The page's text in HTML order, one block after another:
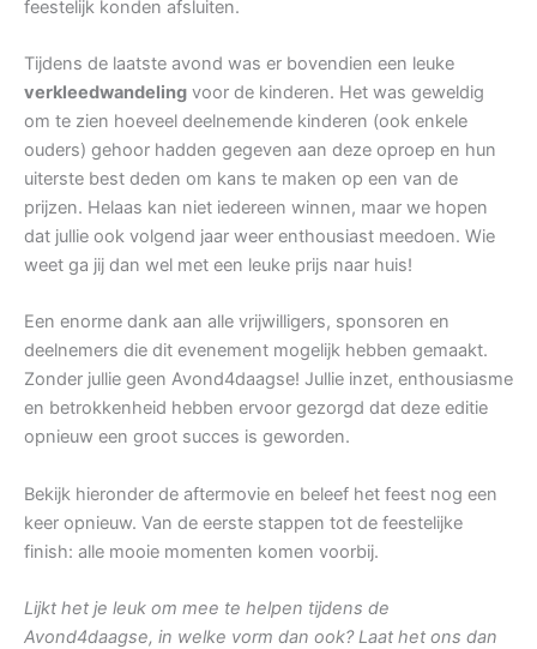
feestelijk konden afsluiten.
Tijdens de laatste avond was er bovendien een leuke
verkleedwandeling voor de kinderen. Het was geweldig
om te zien hoeveel deelnemende kinderen (ook enkele
ouders) gehoor hadden gegeven aan deze oproep en hun
uiterste best deden om kans te maken op een van de
prijzen. Helaas kan niet iedereen winnen, maar we hopen
dat jullie ook volgend jaar weer enthousiast meedoen. Wie
weet ga jij dan wel met een leuke prijs naar huis!
Een enorme dank aan alle vrijwilligers, sponsoren en
deelnemers die dit evenement mogelijk hebben gemaakt.
Zonder jullie geen Avond4daagse! Jullie inzet, enthousiasme
en betrokkenheid hebben ervoor gezorgd dat deze editie
opnieuw een groot succes is geworden.
Bekijk hieronder de aftermovie en beleef het feest nog een
keer opnieuw. Van de eerste stappen tot de feestelijke
finish: alle mooie momenten komen voorbij.
Lijkt het je leuk om mee te helpen tijdens de
Avond4daagse, in welke vorm dan ook? Laat het ons dan